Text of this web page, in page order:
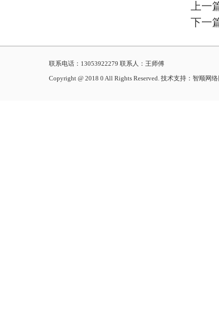
上一
下一
联系电话：13053922279 联系人：王师傅
Copyright @ 2018 0 All Rights Reserved. 技术支持：智顺网络